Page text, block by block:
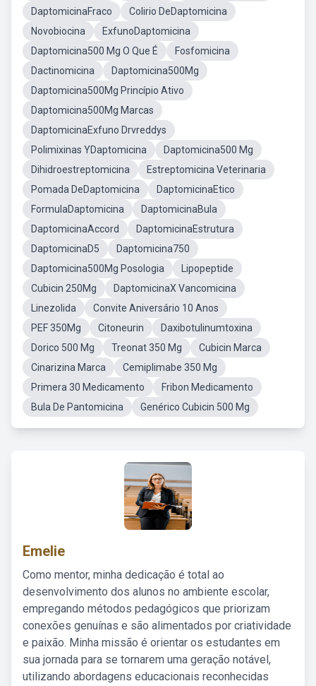
DaptomicinaFraco
Colirio DeDaptomicina
Novobiocina
ExfunoDaptomicina
Daptomicina500 Mg O Que É
Fosfomicina
Dactinomicina
Daptomicina500Mg
Daptomicina500Mg Princípio Ativo
Daptomicina500Mg Marcas
DaptomicinaExfuno Drvreddys
Polimixinas YDaptomicina
Daptomicina500 Mg
Dihidroestreptomicina
Estreptomicina Veterinaria
Pomada DeDaptomicina
DaptomicinaEtico
FormulaDaptomicina
DaptomicinaBula
DaptomicinaAccord
DaptomicinaEstrutura
DaptomicinaD5
Daptomicina750
Daptomicina500Mg Posologia
Lipopeptide
Cubicin 250Mg
DaptomicinaX Vancomicina
Linezolida
Convite Aniversário 10 Anos
PEF 350Mg
Citoneurin
Daxibotulinumtoxina
Dorico 500 Mg
Treonat 350 Mg
Cubicin Marca
Cinarizina Marca
Cemiplimabe 350 Mg
Primera 30 Medicamento
Fribon Medicamento
Bula De Pantomicina
Genérico Cubicin 500 Mg
Emelie
Como mentor, minha dedicação é total ao
desenvolvimento dos alunos no ambiente escolar,
empregando métodos pedagógicos que priorizam
conexões genuínas e são alimentados por criatividade
e paixão. Minha missão é orientar os estudantes em
sua jornada para se tornarem uma geração notável,
utilizando abordagens educacionais reconhecidas